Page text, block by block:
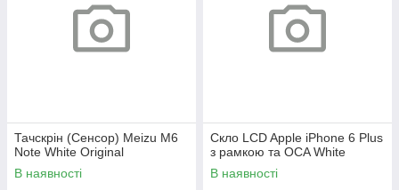
Тачскрін (Сенсор) Meizu M6
Note White Original
В наявності
Скло LCD Apple iPhone 6 Plus
з рамкою та OCA White
В наявності